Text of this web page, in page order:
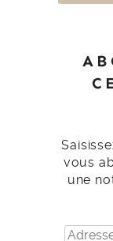
vous
une